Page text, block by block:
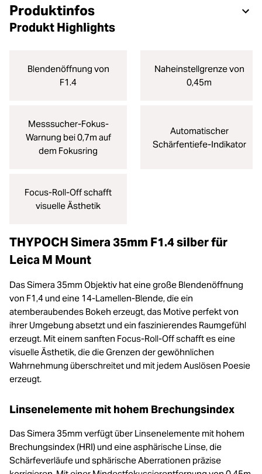
Produktinfos
Produkt Highlights
Blendenöffnung von
F1.4
Naheinstellgrenze von
0,45m
Messsucher-Fokus-
Warnung bei 0,7m auf
dem Fokusring
Automatischer
Schärfentiefe-Indikator
Focus-Roll-Off schafft
visuelle Ästhetik
THYPOCH Simera 35mm F1.4 silber für
Leica M Mount
Das Simera 35mm Objektiv hat eine große Blendenöffnung
von F1,4 und eine 14-Lamellen-Blende, die ein
atemberaubendes Bokeh erzeugt, das Motive perfekt von
ihrer Umgebung absetzt und ein faszinierendes Raumgefühl
erzeugt. Mit einem sanften Focus-Roll-Off schafft es eine
visuelle Ästhetik, die die Grenzen der gewöhnlichen
Wahrnehmung überschreitet und mit jedem Auslösen Poesie
erzeugt.
Linsenelemente mit hohem Brechungsindex
Das Simera 35mm verfügt über Linsenelemente mit hohem
Brechungsindex (HRI) und eine asphärische Linse, die
Schärfeverläufe und sphärische Aberrationen präzise